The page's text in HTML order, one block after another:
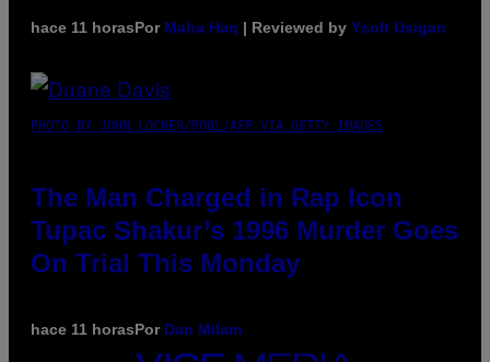
hace 11 horasPor Maha Haq | Reviewed by Ysolt Usigan
PHOTO BY JOHN LOCHER/POOL/AFP VIA GETTY IMAGES
The Man Charged in Rap Icon
Tupac Shakur’s 1996 Murder Goes
On Trial This Monday
hace 11 horasPor Dan Milam